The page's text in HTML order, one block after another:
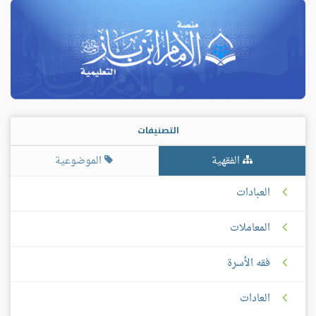
التصنيفات
الفقهية
الموضوعية
العبادات
المعاملات
فقه الأسرة
العادات